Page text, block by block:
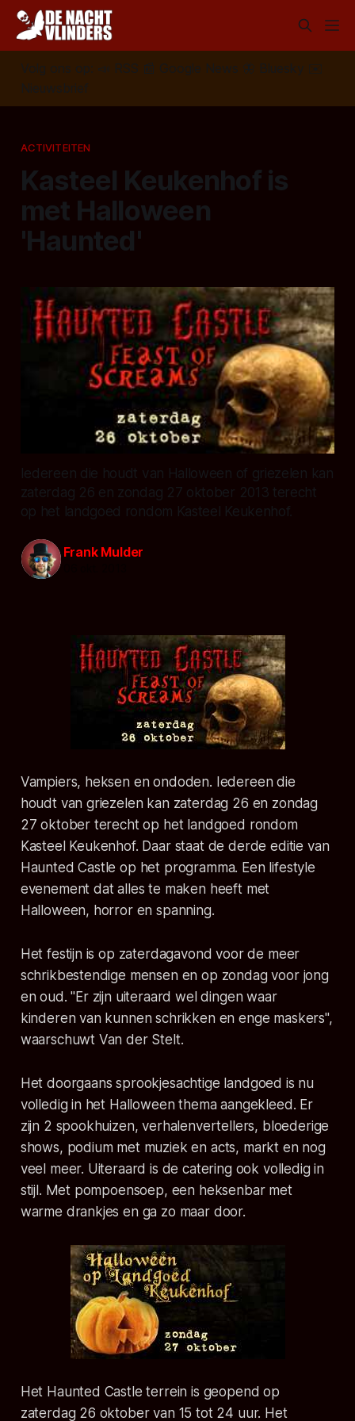
Volg ons op: 📣 RSS 📰 Google News 🦋 Bluesky
✉️
Nieuwsbrief
ACTIVITEITEN
Kasteel Keukenhof is
met Halloween
'Haunted'
Iedereen die houdt van Halloween of griezelen kan
zaterdag 26 en zondag 27 oktober 2013 terecht
op het landgoed rondom Kasteel Keukenhof.
Frank Mulder
Vampiers, heksen en ondoden. Iedereen die
houdt van griezelen kan zaterdag 26 en zondag
27 oktober terecht op het landgoed rondom
Kasteel Keukenhof. Daar staat de derde editie van
Haunted Castle op het programma. Een lifestyle
evenement dat alles te maken heeft met
Halloween, horror en spanning.
Het festijn is op zaterdagavond voor de meer
schrikbestendige mensen en op zondag voor jong
en oud. "Er zijn uiteraard wel dingen waar
kinderen van kunnen schrikken en enge maskers",
waarschuwt Van der Stelt.
Het doorgaans sprookjesachtige landgoed is nu
volledig in het Halloween thema aangekleed. Er
zijn 2 spookhuizen, verhalenvertellers, bloederige
shows, podium met muziek en acts, markt en nog
veel meer. Uiteraard is de catering ook volledig in
stijl. Met pompoensoep, een heksenbar met
warme drankjes en ga zo maar door.
Het Haunted Castle terrein is geopend op
zaterdag 26 oktober van 15 tot 24 uur. Het